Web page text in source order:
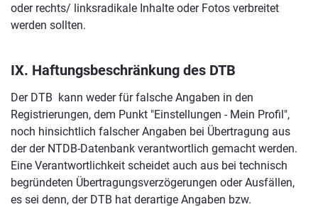
oder rechts/ linksradikale Inhalte oder Fotos verbreitet
werden sollten.
IX. Haftungsbeschränkung des DTB
Der DTB kann weder für falsche Angaben in den
Registrierungen, dem Punkt "Einstellungen - Mein Profil",
noch hinsichtlich falscher Angaben bei Übertragung aus
der der NTDB-Datenbank verantwortlich gemacht werden.
Eine Verantwortlichkeit scheidet auch aus bei technisch
begründeten Übertragungsverzögerungen oder Ausfällen,
es sei denn, der DTB hat derartige Angaben bzw.